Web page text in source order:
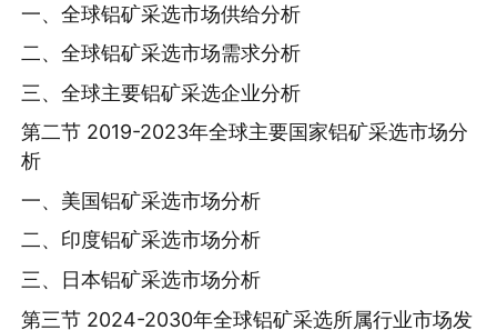
一、全球铝矿采选市场供给分析
二、全球铝矿采选市场需求分析
三、全球主要铝矿采选企业分析
第二节 2019-2023年全球主要国家铝矿采选市场分
析
一、美国铝矿采选市场分析
二、印度铝矿采选市场分析
三、日本铝矿采选市场分析
第三节 2024-2030年全球铝矿采选所属行业市场发